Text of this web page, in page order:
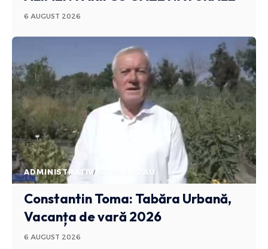
6 AUGUST 2026
ADMINISTRATIV STIRI BUZAU
Constantin Toma: Tabăra Urbană,
Vacanța de vară 2026
6 AUGUST 2026